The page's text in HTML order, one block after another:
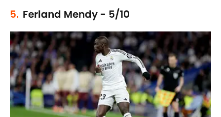
5. Ferland Mendy - 5/10